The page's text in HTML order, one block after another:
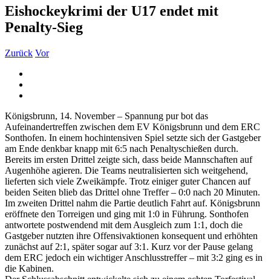
Eishockeykrimi der U17 endet mit
Penalty-Sieg
Zurück Vor
Königsbrunn, 14. November – Spannung pur bot das
Aufeinandertreffen zwischen dem EV Königsbrunn und dem ERC
Sonthofen. In einem hochintensiven Spiel setzte sich der Gastgeber
am Ende denkbar knapp mit 6:5 nach Penaltyschießen durch.
Bereits im ersten Drittel zeigte sich, dass beide Mannschaften auf
Augenhöhe agieren. Die Teams neutralisierten sich weitgehend,
lieferten sich viele Zweikämpfe. Trotz einiger guter Chancen auf
beiden Seiten blieb das Drittel ohne Treffer – 0:0 nach 20 Minuten.
Im zweiten Drittel nahm die Partie deutlich Fahrt auf. Königsbrunn
eröffnete den Torreigen und ging mit 1:0 in Führung. Sonthofen
antwortete postwendend mit dem Ausgleich zum 1:1, doch die
Gastgeber nutzten ihre Offensivaktionen konsequent und erhöhten
zunächst auf 2:1, später sogar auf 3:1. Kurz vor der Pause gelang
dem ERC jedoch ein wichtiger Anschlusstreffer – mit 3:2 ging es in
die Kabinen.